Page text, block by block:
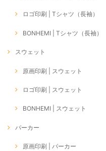
ロゴ印刷 | Tシャツ（長袖）
BONHEMI | Tシャツ（長袖）
スウェット
原画印刷 | スウェット
ロゴ印刷 | スウェット
BONHEMI | スウェット
パーカー
原画印刷 | パーカー